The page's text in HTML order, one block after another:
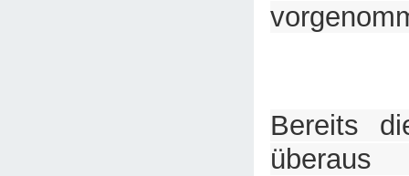
Bereits
überaus